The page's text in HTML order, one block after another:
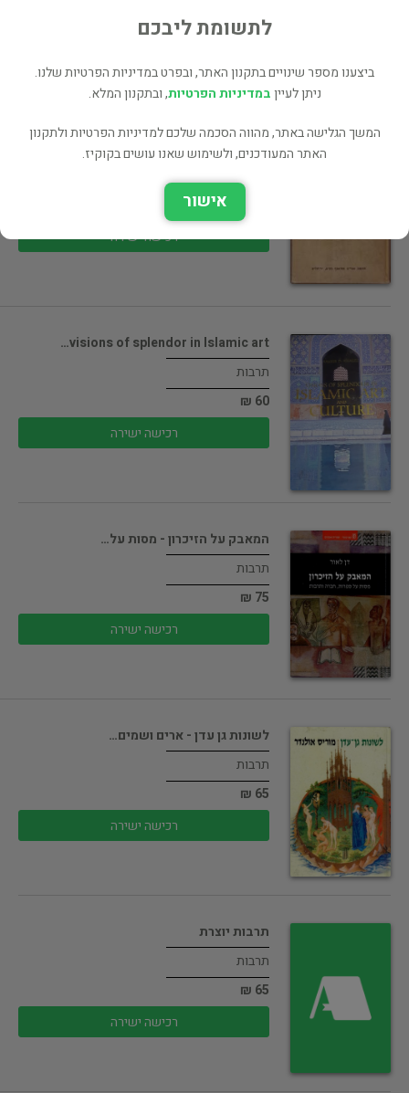
רכישה ישירה
טיל אולנשפיגל
רכישה ישירה
visions of splendor in Islamic art…
תרבות
60 ₪
רכישה ישירה
המאבק על הזיכרון - מסות על…
תרבות
75 ₪
רכישה ישירה
לשונות גן עדן - ארים ושמים…
תרבות
65 ₪
רכישה ישירה
תרבות יוצרת
תרבות
65 ₪
רכישה ישירה
לתשומת ליבכם
ביצענו מספר שינויים בתקנון האתר, ובפרט במדיניות הפרטיות שלנו.
ניתן לעייןבמדיניות הפרטיות, ובתקנון המלא.
המשך הגלישה באתר, מהווה הסכמה שלכם למדיניות הפרטיות ולתקנון
האתר המעודכנים, ולשימוש שאנו עושים בקוקיז.
אישור